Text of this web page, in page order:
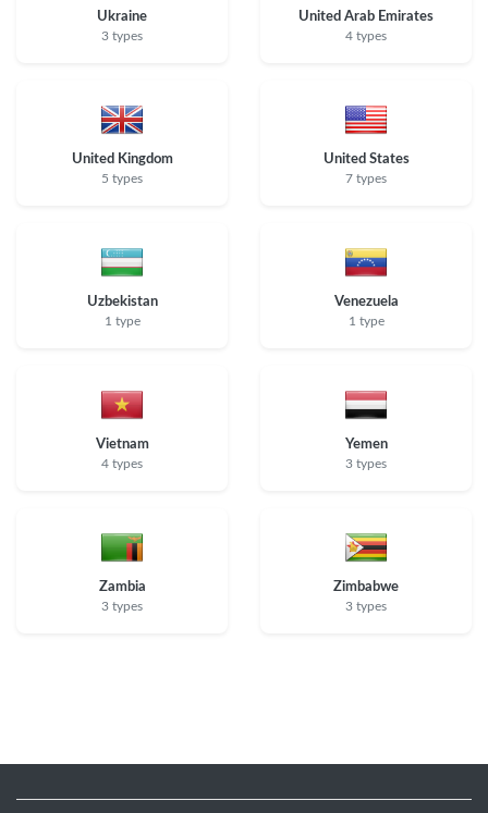
Ukraine
3 types
United Arab Emirates
4 types
United Kingdom
5 types
United States
7 types
Uzbekistan
1 type
Venezuela
1 type
Vietnam
4 types
Yemen
3 types
Zambia
3 types
Zimbabwe
3 types